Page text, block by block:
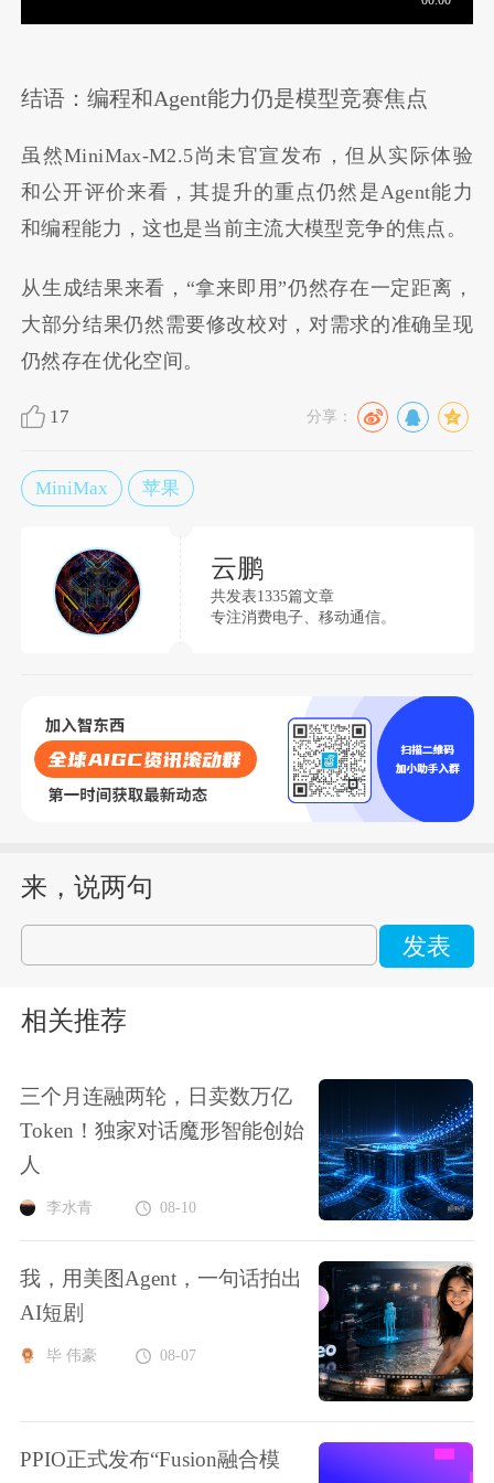
结语：编程和Agent能力仍是模型竞赛焦点
虽然MiniMax-M2.5尚未官宣发布，但从实际体验
和公开评价来看，其提升的重点仍然是Agent能力
和编程能力，这也是当前主流大模型竞争的焦点。
从生成结果来看，“拿来即用”仍然存在一定距离，
大部分结果仍然需要修改校对，对需求的准确呈现
仍然存在优化空间。
17 分享：
MiniMax 苹果
云鹏
共发表1335篇文章
专注消费电子、移动通信。
来，说两句
发表
相关推荐
三个月连融两轮，日卖数万亿
Token！独家对话魔形智能创始
人
李水青 08-10
我，用美图Agent，一句话拍出
AI短剧
毕 伟豪 08-07
PPIO正式发布“Fusion融合模